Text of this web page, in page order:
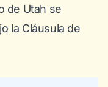
de Utah se
la Cláusula de